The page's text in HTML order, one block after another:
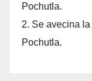
Pochutla.
2. Se avecina
Pochutla.